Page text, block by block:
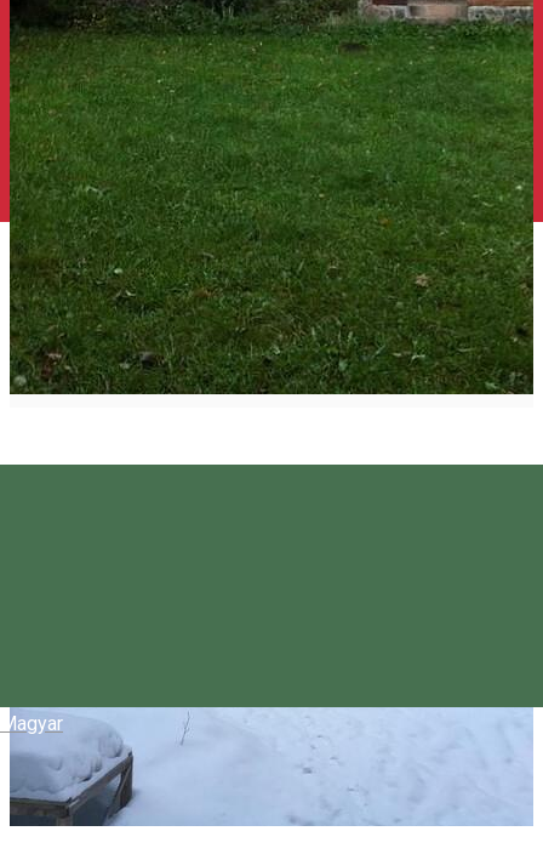
Magyar